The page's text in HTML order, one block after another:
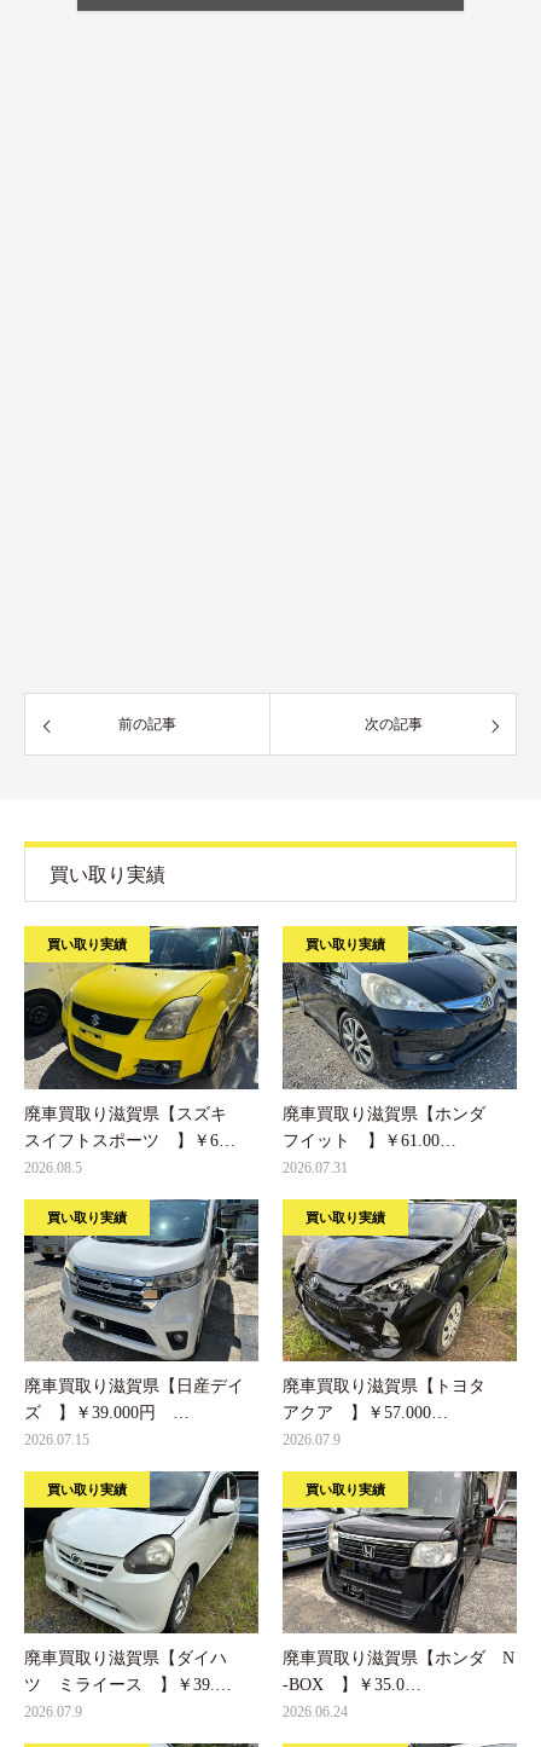
前の記事 次の記事
買い取り実績
買い取り実績
廃車買取り滋賀県【スズキ
スイフトスポーツ 】￥6…
2026.08.5
買い取り実績
廃車買取り滋賀県【ホンダ
フイット 】￥61.00…
2026.07.31
買い取り実績
廃車買取り滋賀県【日産デイ
ズ 】￥39.000円 …
2026.07.15
買い取り実績
廃車買取り滋賀県【トヨタ
アクア 】￥57.000…
2026.07.9
買い取り実績
廃車買取り滋賀県【ダイハ
ツ ミライース 】￥39.…
2026.07.9
買い取り実績
廃車買取り滋賀県【ホンダ N
-BOX 】￥35.0…
2026.06.24